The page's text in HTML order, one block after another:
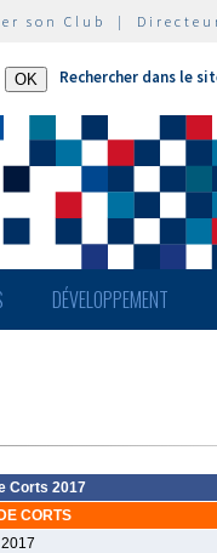
son Club |
Rechercher dans le
DÉVELOPPEMENT
Corts 2017
CORTS